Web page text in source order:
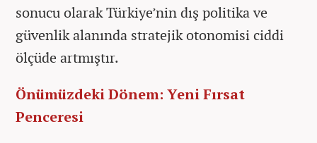
sonucu olarak Türkiye’nin dış politika ve
güvenlik alanında stratejik otonomisi ciddi
ölçüde artmıştır.
Önümüzdeki Dönem: Yeni Fırsat
Penceresi